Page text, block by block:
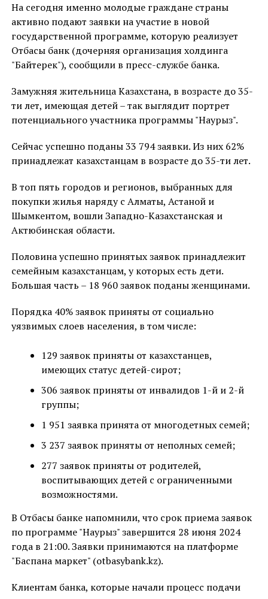
На сегодня именно молодые граждане страны
активно подают заявки на участие в новой
государственной программе, которую реализует
Отбасы банк (дочерняя организация холдинга
"Байтерек"), сообщили в пресс-службе банка.
Замужняя жительница Казахстана, в возрасте до 35-
ти лет, имеющая детей – так выглядит портрет
потенциального участника программы "Наурыз".
Сейчас успешно поданы 33 794 заявки. Из них 62%
принадлежат казахстанцам в возрасте до 35-ти лет.
В топ пять городов и регионов, выбранных для
покупки жилья наряду с Алматы, Астаной и
Шымкентом, вошли Западно-Казахстанская и
Актюбинская области.
Половина успешно принятых заявок принадлежит
семейным казахстанцам, у которых есть дети.
Большая часть – 18 960 заявок поданы женщинами.
Порядка 40% заявок приняты от социально
уязвимых слоев населения, в том числе:
129 заявок приняты от казахстанцев,
имеющих статус детей-сирот;
306 заявок приняты от инвалидов 1-й и 2-й
группы;
1 951 заявка принята от многодетных семей;
3 237 заявок приняты от неполных семей;
277 заявок приняты от родителей,
воспитывающих детей с ограниченными
возможностями.
В Отбасы банке напомнили, что срок приема заявок
по программе "Наурыз" завершится 28 июня 2024
года в 21:00. Заявки принимаются на платформе
"Баспана маркет" (otbasybank.kz).
Клиентам банка, которые начали процесс подачи